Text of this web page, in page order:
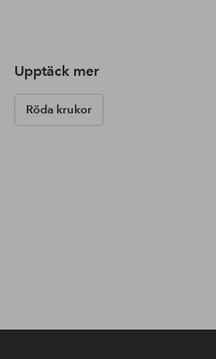
Upptäck mer
Röda krukor